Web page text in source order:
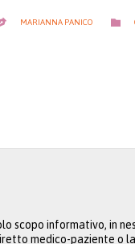
MARIANNA PANICO 
scopo informativo, in
medico-paziente o